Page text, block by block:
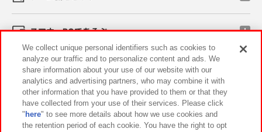
スマホ・PCであそぶ
イベント・キャンペーン
関連会社 サステナビリティ サイトポリシー
We collect unique personal identifiers such as cookies to
analyze our traffic and to personalize content and ads. We
share information about your use of our website with our
analytics and advertising partners, who may combine it with
other information that you have provided to them or that they
have collected from your use of their services. Please click
" here" to see more details about how we use cookies and
the retention period of each cookie. You have the right to opt